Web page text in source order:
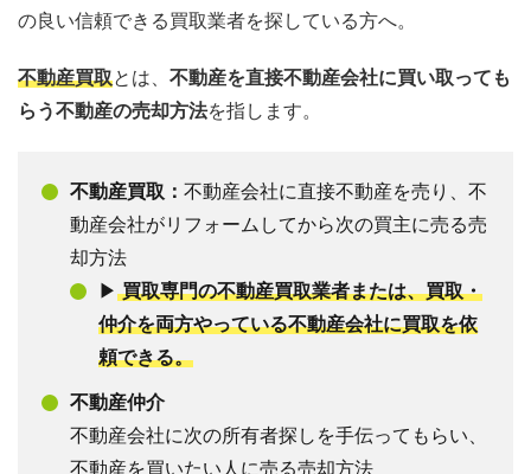
の良い信頼できる買取業者を探している方へ。
不動産買取とは、 不動産を直接不動産会社に買い取っても
らう不動産の売却方法を指します。
不動産買取： 不動産会社に直接不動産を売り、不
動産会社がリフォームしてから次の買主に売る売
却方法
▶買取専門の不動産買取業者または、買取・
仲介を両方やっている不動産会社に買取を依
頼できる。
不動産仲介
不動産会社に次の所有者探しを手伝ってもらい、
不動産を買いたい人に売る売却方法